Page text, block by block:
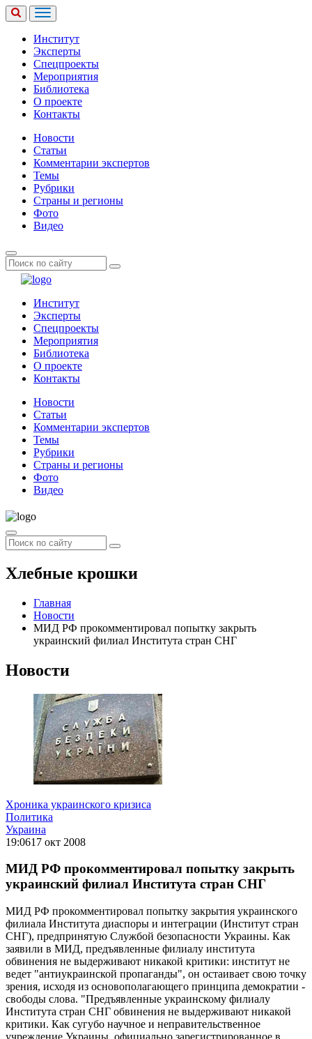
Институт
Эксперты
Спецпроекты
Мероприятия
Библиотека
О проекте
Контакты
Новости
Статьи
Комментарии экспертов
Темы
Рубрики
Страны и регионы
Фото
Видео
Институт
Эксперты
Спецпроекты
Мероприятия
Библиотека
О проекте
Контакты
Новости
Статьи
Комментарии экспертов
Темы
Рубрики
Страны и регионы
Фото
Видео
Хлебные крошки
Главная
Новости
МИД РФ прокомментировал попытку закрыть
украинский филиал Института стран СНГ
Новости
Хроника украинского кризиса
Политика
Украина
19:0617 окт 2008
МИД РФ прокомментировал попытку закрыть
украинский филиал Института стран СНГ
МИД РФ прокомментировал попытку закрытия украинского
филиала Института диаспоры и интеграции (Институт стран
СНГ), предпринятую Службой безопасности Украины. Как
заявили в МИД, предъявленные филиалу института
обвинения не выдерживают никакой критики: институт не
ведет "антиукраинской пропаганды", он остаивает свою точку
зрения, исходя из основополагающего принципа демократии -
свободы слова. "Предъявленные украинскому филиалу
Института стран СНГ обвинения не выдерживают никакой
критики. Как сугубо научное и неправительственное
учреждение Украины, официально зарегистрированное в